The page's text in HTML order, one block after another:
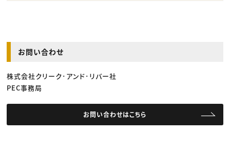
お問い合わせ
株式会社クリーク･アンド･リバー社
PEC事務局
お問い合わせはこちら